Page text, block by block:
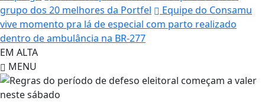
grupo dos 20 melhores da Portfel
Equipe do Consamu
vive momento pra lá de especial com parto realizado
dentro de ambulância na BR-277
EM ALTA
MENU